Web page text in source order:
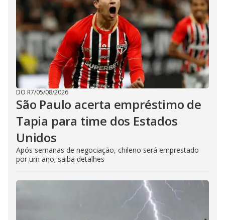
DO R7/05/08/2026
São Paulo acerta empréstimo de
Tapia para time dos Estados
Unidos
Após semanas de negociação, chileno será emprestado
por um ano; saiba detalhes